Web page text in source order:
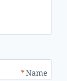
Name
*